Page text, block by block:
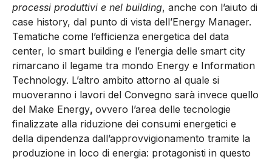
processi produttivi e nel building, anche con l’aiuto di
case history, dal punto di vista dell’Energy Manager.
Tematiche come l’efficienza energetica del data
center, lo smart building e l’energia delle smart city
rimarcano il legame tra mondo Energy e Information
Technology. L’altro ambito attorno al quale si
muoveranno i lavori del Convegno sarà invece quello
del Make Energy, ovvero l’area delle tecnologie
finalizzate alla riduzione dei consumi energetici e
della dipendenza dall’approvvigionamento tramite la
produzione in loco di energia: protagonisti in questo